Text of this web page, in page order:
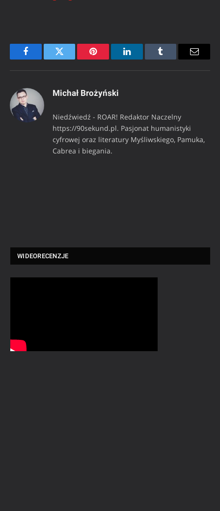
FacebookTwitter Pinterest LinkedInTumblr Email
Michał Brożyński
Niedźwiedź - ROAR! Redaktor Naczelny
https://90sekund.pl. Pasjonat humanistyki
cyfrowej oraz literatury Myśliwskiego, Pamuka,
Cabrea i biegania.
WIDEORECENZJE